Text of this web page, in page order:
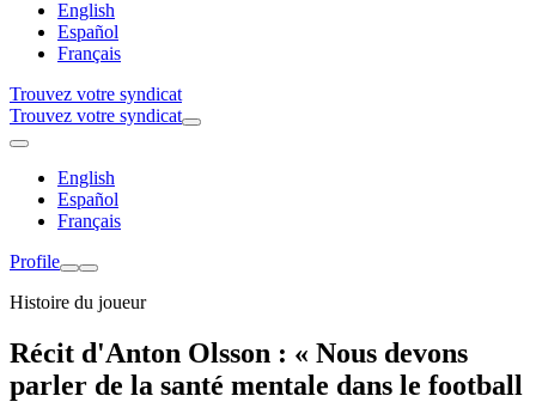
English
Español
Français
Trouvez votre syndicat
Trouvez votre syndicat
English
Español
Français
Profile
Histoire du joueur
Récit d'Anton Olsson : « Nous devons
parler de la santé mentale dans le football